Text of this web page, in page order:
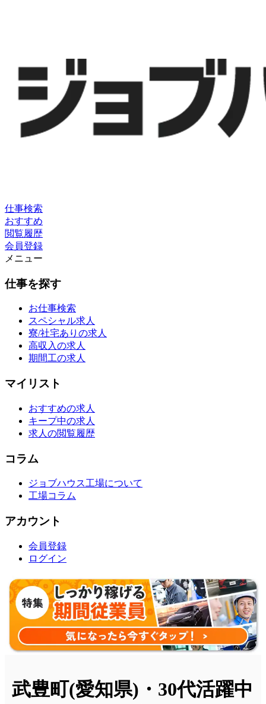
仕事検索
おすすめ
閲覧履歴
会員登録
メニュー
仕事を探す
お仕事検索
スペシャル求人
寮/社宅ありの求人
高収入の求人
期間工の求人
マイリスト
おすすめの求人
キープ中の求人
求人の閲覧履歴
コラム
ジョブハウス工場について
工場コラム
アカウント
会員登録
ログイン
武豊町(愛知県)・30代活躍中